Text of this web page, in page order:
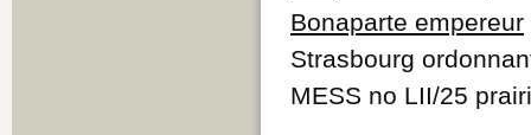
Bonaparte empereur
Strasbourg
MESS no LII/25